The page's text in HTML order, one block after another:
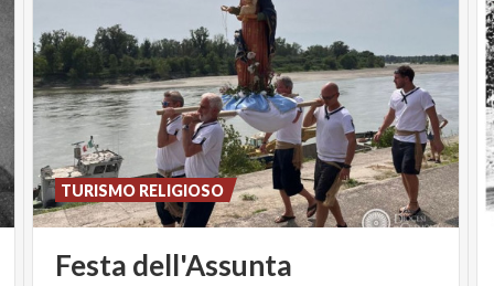
Festa dell'Assunta
TURISMO RELIGIOSO